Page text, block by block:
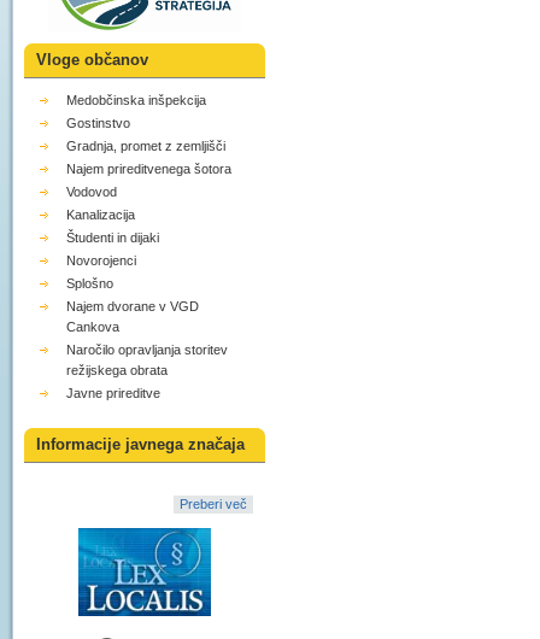
Vloge občanov
Medobčinska inšpekcija
Gostinstvo
Gradnja, promet z zemljišči
Najem prireditvenega šotora
Vodovod
Kanalizacija
Študenti in dijaki
Novorojenci
Splošno
Najem dvorane v VGD
Cankova
Naročilo opravljanja storitev
režijskega obrata
Javne prireditve
Informacije javnega značaja
Preberi več